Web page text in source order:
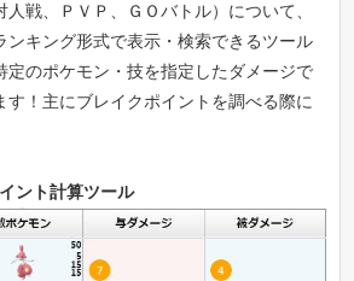
人戦、ＰＶＰ、ＧＯバトル）について、
ンキング形式で表示・検索できるツール
定のポケモン・技を指定したダメージで
す！主にブレイクポイントを調べる際に
ント計算ツール